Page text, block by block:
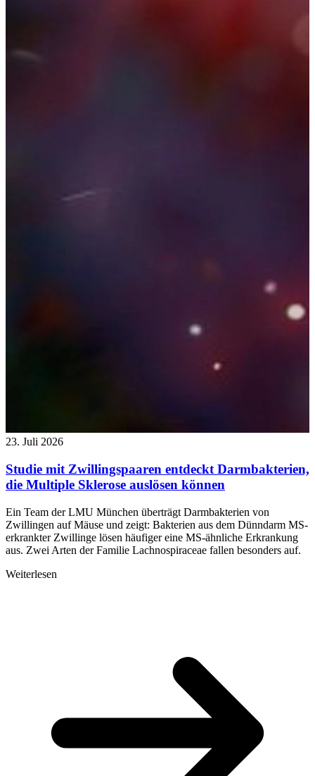
23. Juli 2026
Studie mit Zwillingspaaren entdeckt Darmbakterien,
die Multiple Sklerose auslösen können
Ein Team der LMU München überträgt Darmbakterien von
Zwillingen auf Mäuse und zeigt: Bakterien aus dem Dünndarm MS-
erkrankter Zwillinge lösen häufiger eine MS-ähnliche Erkrankung
aus. Zwei Arten der Familie Lachnospiraceae fallen besonders auf.
Weiterlesen